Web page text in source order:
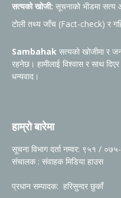
सत्यको खोजी: सूचनाको भीडमा सत्य
टोली तथ्य जाँच (Fact-check) र
Sambahak सत्यको खोजीमा र
रहनेछ। हामीलाई विश्वास र साथ
धन्यवाद।
हाम्रो बारेमा
सूचना विभाग दर्ता नम्वर: ९५१ /
संचालक : संवाहक मिडिया हाउस
प्रधान सम्पादक: हरिसुन्दर छुकाँ